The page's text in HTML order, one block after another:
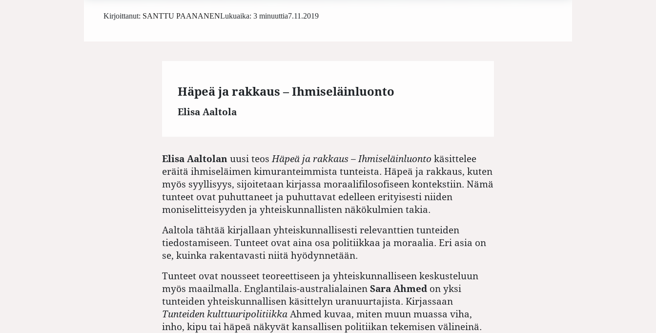
7.11.2019
Kirjoittanut: SANTTU PAANANENLukuaika: 3 minuuttia
Häpeä ja rakkaus – Ihmiseläinluonto
Elisa Aaltola
Elisa Aaltolan uusi teos Häpeä ja rakkaus – Ihmiseläinluonto käsittelee
eräitä ihmiseläimen kimuranteimmista tunteista. Häpeä ja rakkaus, kuten
myös syyllisyys, sijoitetaan kirjassa moraalifilosofiseen kontekstiin. Nämä
tunteet ovat puhuttaneet ja puhuttavat edelleen erityisesti niiden
moniselitteisyyden ja yhteiskunnallisten näkökulmien takia.
Aaltola tähtää kirjallaan yhteiskunnallisesti relevanttien tunteiden
tiedostamiseen. Tunteet ovat aina osa politiikkaa ja moraalia. Eri asia on
se, kuinka rakentavasti niitä hyödynnetään.
Tunteet ovat nousseet teoreettiseen ja yhteiskunnalliseen keskusteluun
myös maailmalla. Englantilais-australialainen Sara Ahmed on yksi
tunteiden yhteiskunnallisen käsittelyn uranuurtajista. Kirjassaan
Tunteiden kulttuuripolitiikka Ahmed kuvaa, miten muun muassa viha,
inho, kipu tai häpeä näkyvät kansallisen politiikan tekemisen välineinä.